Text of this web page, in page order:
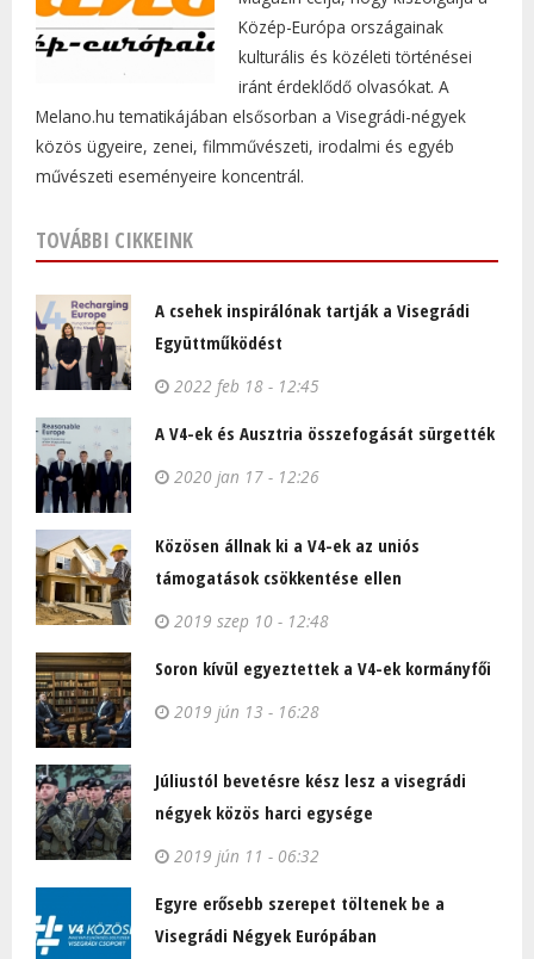
Közép-Európa országainak
kulturális és közéleti történései
iránt érdeklődő olvasókat. A
Melano.hu tematikájában elsősorban a Visegrádi-négyek
közös ügyeire, zenei, filmművészeti, irodalmi és egyéb
művészeti eseményeire koncentrál.
TOVÁBBI CIKKEINK
A csehek inspirálónak tartják a Visegrádi
Együttműködést
2022 feb 18 - 12:45
A V4-ek és Ausztria összefogását sürgették
2020 jan 17 - 12:26
Közösen állnak ki a V4-ek az uniós
támogatások csökkentése ellen
2019 szep 10 - 12:48
Soron kívül egyeztettek a V4-ek kormányfői
2019 jún 13 - 16:28
Júliustól bevetésre kész lesz a visegrádi
négyek közös harci egysége
2019 jún 11 - 06:32
Egyre erősebb szerepet töltenek be a
Visegrádi Négyek Európában